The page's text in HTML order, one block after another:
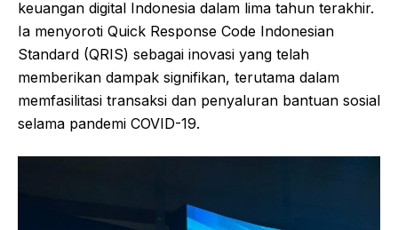
keuangan digital Indonesia dalam lima tahun terakhir.
Ia menyoroti Quick Response Code Indonesian
Standard (QRIS) sebagai inovasi yang telah
memberikan dampak signifikan, terutama dalam
memfasilitasi transaksi dan penyaluran bantuan sosial
selama pandemi COVID-19.